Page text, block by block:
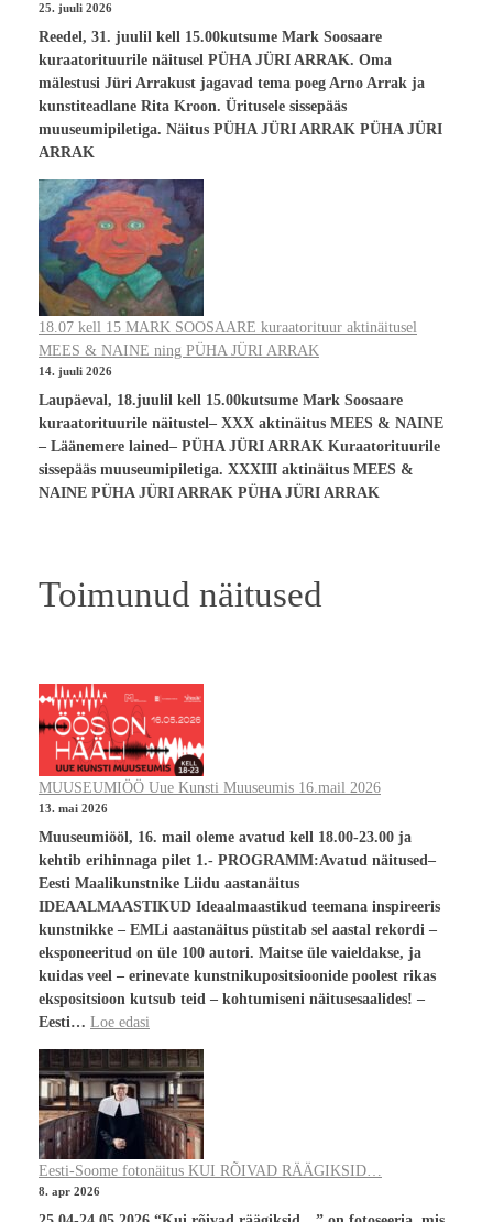
25. juuli 2026
Reedel, 31. juulil kell 15.00kutsume Mark Soosaare
kuraatorituurile näitusel PÜHA JÜRI ARRAK. Oma
mälestusi Jüri Arrakust jagavad tema poeg Arno Arrak ja
kunstiteadlane Rita Kroon. Üritusele sissepääs
muuseumipiletiga. Näitus PÜHA JÜRI ARRAK PÜHA JÜRI
ARRAK
18.07 kell 15 MARK SOOSAARE kuraatorituur aktinäitusel
MEES & NAINE ning PÜHA JÜRI ARRAK
14. juuli 2026
Laupäeval, 18.juulil kell 15.00kutsume Mark Soosaare
kuraatorituurile näitustel– XXX aktinäitus MEES & NAINE
– Läänemere lained– PÜHA JÜRI ARRAK Kuraatorituurile
sissepääs muuseumipiletiga. XXXIII aktinäitus MEES &
NAINE PÜHA JÜRI ARRAK PÜHA JÜRI ARRAK
Toimunud näitused
MUUSEUMIÖÖ Uue Kunsti Muuseumis 16.mail 2026
13. mai 2026
Muuseumiööl, 16. mail oleme avatud kell 18.00-23.00 ja
kehtib erihinnaga pilet 1.- PROGRAMM:Avatud näitused–
Eesti Maalikunstnike Liidu aastanäitus
IDEAALMAASTIKUD Ideaalmaastikud teemana inspireeris
kunstnikke – EMLi aastanäitus püstitab sel aastal rekordi –
eksponeeritud on üle 100 autori. Maitse üle vaieldakse, ja
kuidas veel – erinevate kunstnikupositsioonide poolest rikas
ekspositsioon kutsub teid – kohtumiseni näitusesaalides! –
Eesti… Loe edasi
Eesti-Soome fotonäitus KUI RÕIVAD RÄÄGIKSID…
8. apr 2026